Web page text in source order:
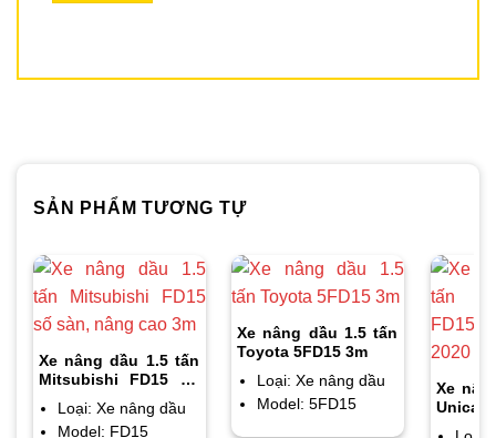
SẢN PHẨM TƯƠNG TỰ
Xe nâng dầu 1.5 tấn
Mitsubishi FD15 số
sàn, nâng cao 3m
Loại: Xe nâng dầu
Model: FD15
Xe nâng dầu 1.5 tấn
Toyota 5FD15 3m
Loại: Xe nâng dầu
Model: 5FD15
Xe